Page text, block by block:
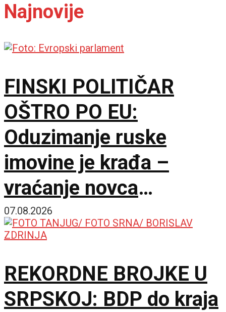
Najnovije
FINSKI POLITIČAR
OŠTRO PO EU:
Oduzimanje ruske
imovine je krađa –
vraćanje novca
omogućilo bi mir u
Ukrajini
07.08.2026
REKORDNE BROJKE U
SRPSKOJ: BDP do kraja